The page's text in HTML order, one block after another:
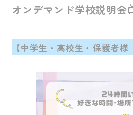
オンデマンド学校説明会
【中学生・高校生・保護者様